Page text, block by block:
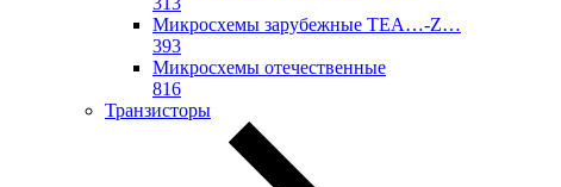
Микросхемы зарубежные TEA…-Z…
393
Микросхемы отечественные
816
Транзисторы